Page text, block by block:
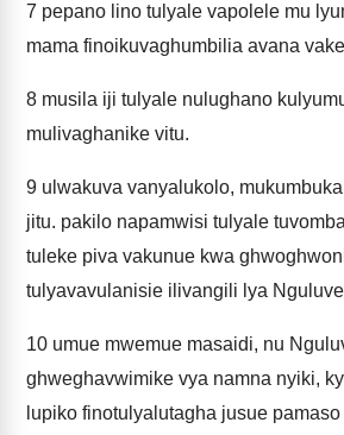
7 pepano lino tulyale vapolele mu
mama finoikuvaghumbilia avana
8 musila iji tulyale nulughano
mulivaghanike vitu.
9 ulwakuva vanyalukolo,
jitu. pakilo napamwisi tulyale
tuleke piva vakunue kwa
tulyavavulanisie ilivangili lya
10 umue mwemue masaidi, nu
ghweghavwimike vya namna nyiki,
lupiko finotulyalutagha jusue